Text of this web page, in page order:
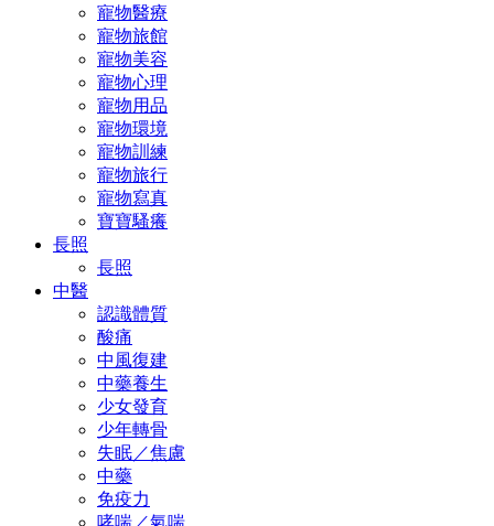
寵物醫療
寵物旅館
寵物美容
寵物心理
寵物用品
寵物環境
寵物訓練
寵物旅行
寵物寫真
寶寶騷癢
長照
長照
中醫
認識體質
酸痛
中風復建
中藥養生
少女發育
少年轉骨
失眠／焦慮
中藥
免疫力
哮喘／氣喘